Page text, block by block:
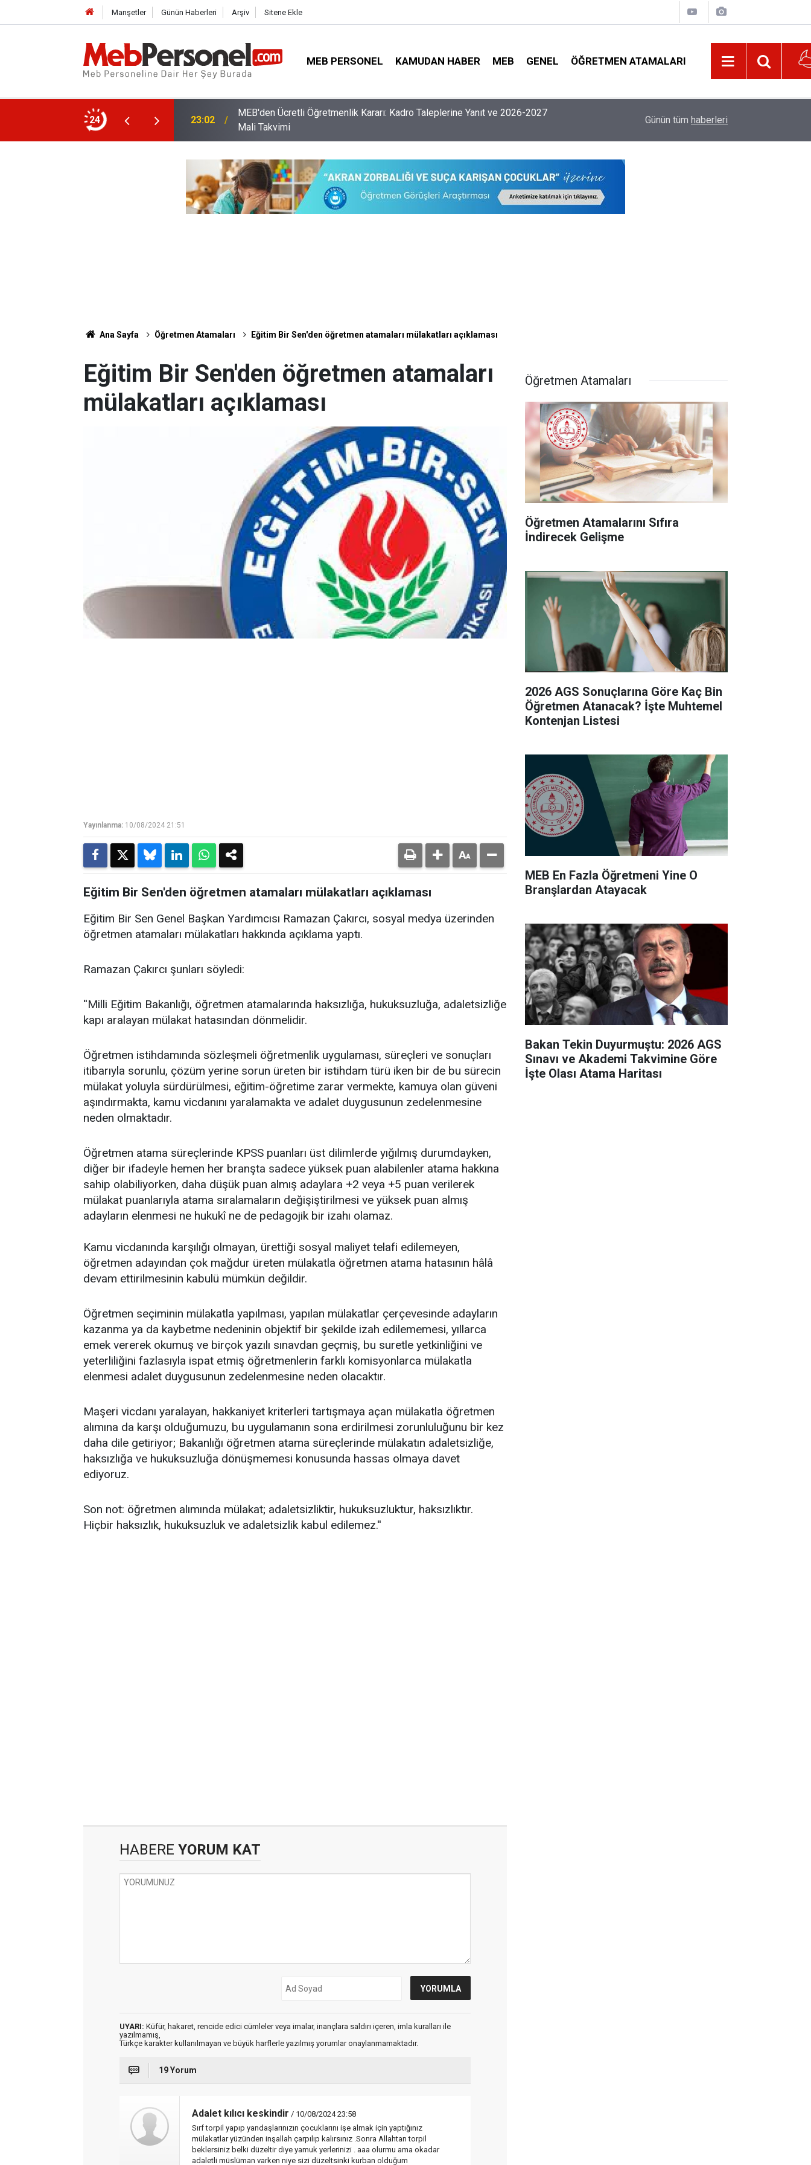
Manşetler Günün Haberleri Arşiv Sitene Ekle
MEB PERSONEL KAMUDAN HABER MEB GENEL ÖĞRETMEN ATAMALARI
24
Kadro Taleplerine Yanıt ve 2026-2027
22:32 Öğretmenlerin Özür Grubu İller Arası Muhtemel İl Emri Atama Tarihleri MEB, 2026-2027 Eğitim Yılı Kayıtlarında Yeni
Günün tüm haberleri
Ana Sayfa Öğretmen Atamaları Eğitim Bir Sen'den öğretmen atamaları mülakatları açıklaması
Eğitim Bir Sen'den öğretmen atamaları
mülakatları açıklaması
Yayınlanma: 10/08/2024 21:51
Eğitim Bir Sen'den öğretmen atamaları mülakatları açıklaması
Eğitim Bir Sen Genel Başkan Yardımcısı Ramazan Çakırcı, sosyal medya üzerinden
öğretmen atamaları mülakatları hakkında açıklama yaptı.
Ramazan Çakırcı şunları söyledi:
''Milli Eğitim Bakanlığı, öğretmen atamalarında haksızlığa, hukuksuzluğa, adaletsizliğe
kapı aralayan mülakat hatasından dönmelidir.
Öğretmen istihdamında sözleşmeli öğretmenlik uygulaması, süreçleri ve sonuçları
itibarıyla sorunlu, çözüm yerine sorun üreten bir istihdam türü iken bir de bu sürecin
mülakat yoluyla sürdürülmesi, eğitim-öğretime zarar vermekte, kamuya olan güveni
aşındırmakta, kamu vicdanını yaralamakta ve adalet duygusunun zedelenmesine
neden olmaktadır.
Öğretmen atama süreçlerinde KPSS puanları üst dilimlerde yığılmış durumdayken,
diğer bir ifadeyle hemen her branşta sadece yüksek puan alabilenler atama hakkına
sahip olabiliyorken, daha düşük puan almış adaylara +2 veya +5 puan verilerek
mülakat puanlarıyla atama sıralamaların değişiştirilmesi ve yüksek puan almış
adayların elenmesi ne hukukî ne de pedagojik bir izahı olamaz.
Kamu vicdanında karşılığı olmayan, ürettiği sosyal maliyet telafi edilemeyen,
öğretmen adayından çok mağdur üreten mülakatla öğretmen atama hatasının hâlâ
devam ettirilmesinin kabulü mümkün değildir.
Öğretmen seçiminin mülakatla yapılması, yapılan mülakatlar çerçevesinde adayların
kazanma ya da kaybetme nedeninin objektif bir şekilde izah edilememesi, yıllarca
emek vererek okumuş ve birçok yazılı sınavdan geçmiş, bu suretle yetkinliğini ve
yeterliliğini fazlasıyla ispat etmiş öğretmenlerin farklı komisyonlarca mülakatla
elenmesi adalet duygusunun zedelenmesine neden olacaktır.
Maşeri vicdanı yaralayan, hakkaniyet kriterleri tartışmaya açan mülakatla öğretmen
alımına da karşı olduğumuzu, bu uygulamanın sona erdirilmesi zorunluluğunu bir kez
daha dile getiriyor; Bakanlığı öğretmen atama süreçlerinde mülakatın adaletsizliğe,
haksızlığa ve hukuksuzluğa dönüşmemesi konusunda hassas olmaya davet
ediyoruz.
Son not: öğretmen alımında mülakat; adaletsizliktir, hukuksuzluktur, haksızlıktır.
Hiçbir haksızlık, hukuksuzluk ve adaletsizlik kabul edilemez.''
HABERE YORUM KAT
UYARI: Küfür, hakaret, rencide edici cümleler veya imalar, inançlara saldırı içeren, imla kuralları ile
yazılmamış,
Türkçe karakter kullanılmayan ve büyük harflerle yazılmış yorumlar onaylanmamaktadır.
19 Yorum
Adalet kılıcı keskindir / 10/08/2024 23:58
Sırf torpil yapıp yandaşlarınızın çocuklarını işe almak için yaptığınız
mülakatlar yüzünden inşallah çarpılıp kalırsınız .Sonra Allahtan torpil
beklersiniz belki düzeltir diye yamuk yerlerinizi . aaa olurmu ama okadar
adaletli müslüman varken niye sizi düzeltsinki kurban olduğum
Öğretmen Atamaları
Öğretmen Atamalarını Sıfıra
İndirecek Gelişme
2026 AGS Sonuçlarına Göre Kaç Bin
Öğretmen Atanacak? İşte Muhtemel
Kontenjan Listesi
MEB En Fazla Öğretmeni Yine O
Branşlardan Atayacak
Bakan Tekin Duyurmuştu: 2026 AGS
Sınavı ve Akademi Takvimine Göre
İşte Olası Atama Haritası